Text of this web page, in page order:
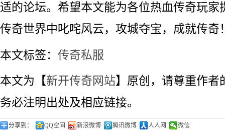
适的论坛。希望本文能为各位热血传奇玩家
传奇世界中叱咤风云，攻城夺宝，成就传奇
本文标签： 传奇私服
本文为【新开传奇网站】原创，请尊重作者
务必注明出处及相应链接。
分享到： QQ空间 新浪微博 腾讯微博 人人网 微信